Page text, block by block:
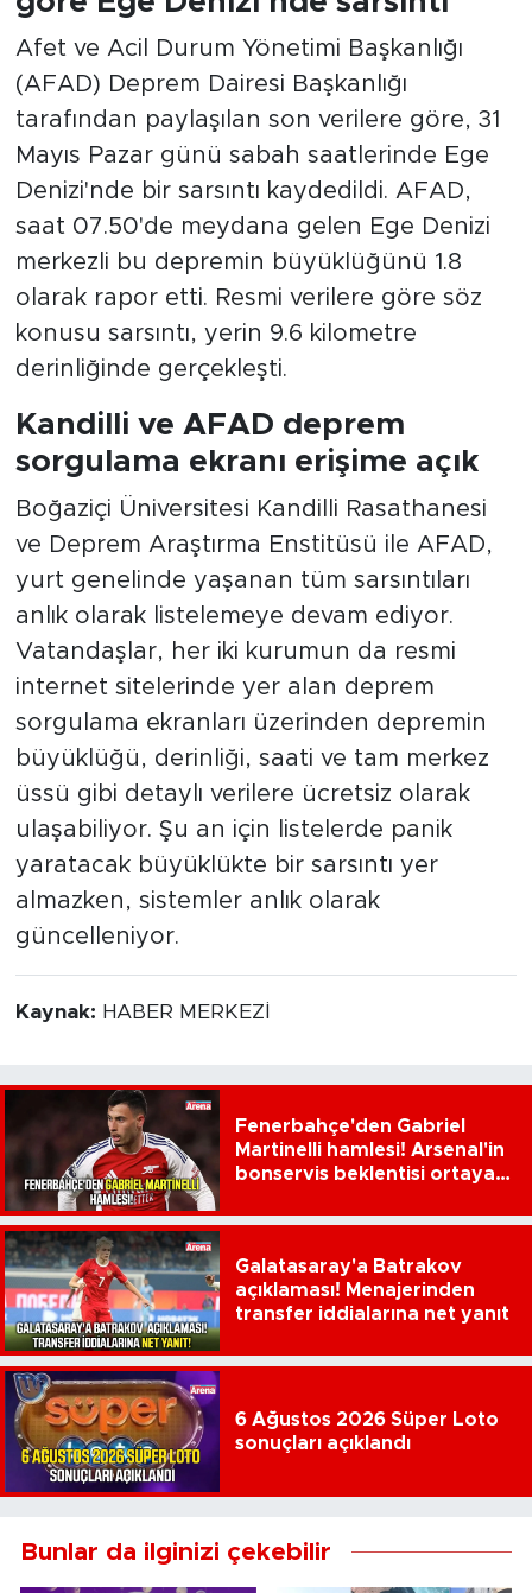
Afet ve Acil Durum Yönetimi Başkanlığı
(AFAD) Deprem Dairesi Başkanlığı
tarafından paylaşılan son verilere göre, 31
Mayıs Pazar günü sabah saatlerinde Ege
Denizi'nde bir sarsıntı kaydedildi. AFAD,
saat 07.50'de meydana gelen Ege Denizi
merkezli bu depremin büyüklüğünü 1.8
olarak rapor etti. Resmi verilere göre söz
konusu sarsıntı, yerin 9.6 kilometre
derinliğinde gerçekleşti.
Kandilli ve AFAD deprem
sorgulama ekranı erişime açık
Boğaziçi Üniversitesi Kandilli Rasathanesi
ve Deprem Araştırma Enstitüsü ile AFAD,
yurt genelinde yaşanan tüm sarsıntıları
anlık olarak listelemeye devam ediyor.
Vatandaşlar, her iki kurumun da resmi
internet sitelerinde yer alan deprem
sorgulama ekranları üzerinden depremin
büyüklüğü, derinliği, saati ve tam merkez
üssü gibi detaylı verilere ücretsiz olarak
ulaşabiliyor. Şu an için listelerde panik
yaratacak büyüklükte bir sarsıntı yer
almazken, sistemler anlık olarak
güncelleniyor.
Kaynak: HABER MERKEZİ
Fenerbahçe'den Gabriel
Martinelli hamlesi! Arsenal'in
bonservis beklentisi ortaya
Galatasaray'a Batrakov
açıklaması! Menajerinden
transfer iddialarına net yanıt
6 Ağustos 2026 Süper Loto
sonuçları açıklandı
Bunlar da ilginizi çekebilir